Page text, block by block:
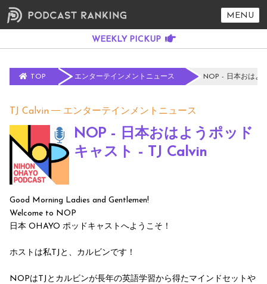
MENU
TOP エンターテインメントニュース NOP - 日本おはよ
TJ Calvin エンターテインメントニュース
NOP - 日本おはようポッド
キャスト - TJ Calvin
Good Morning Ladies and Gentlemen!
Welcome to NOP
日本 OHAYO ポッドキャストへようこそ！
ホストは私TJと、カルビンです！
NOPはTJとカルビンが長年の英語学習から得たマインドセットや